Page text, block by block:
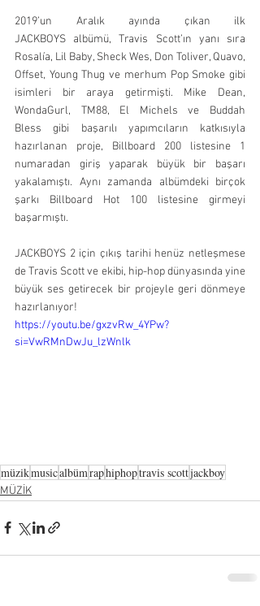
2019’un Aralık ayında çıkan ilk
JACKBOYS albümü, Travis Scott’ın yanı sıra
Rosalía, Lil Baby, Sheck Wes, Don Toliver, Quavo,
Offset, Young Thug ve merhum Pop Smoke gibi
isimleri bir araya getirmişti. Mike Dean,
WondaGurl, TM88, El Michels ve Buddah
Bless gibi başarılı yapımcıların katkısıyla
hazırlanan proje, Billboard 200 listesine 1
numaradan giriş yaparak büyük bir başarı
yakalamıştı. Aynı zamanda albümdeki birçok
şarkı Billboard Hot 100 listesine girmeyi
başarmıştı.
JACKBOYS 2 için çıkış tarihi henüz netleşmese
de Travis Scott ve ekibi, hip-hop dünyasında yine
büyük ses getirecek bir projeyle geri dönmeye
hazırlanıyor!
https://youtu.be/gxzvRw_4YPw?
si=VwRMnDwJu_lzWnlk
müzikmusicalbümraphiphoptravis scottjackboy
MÜZİK